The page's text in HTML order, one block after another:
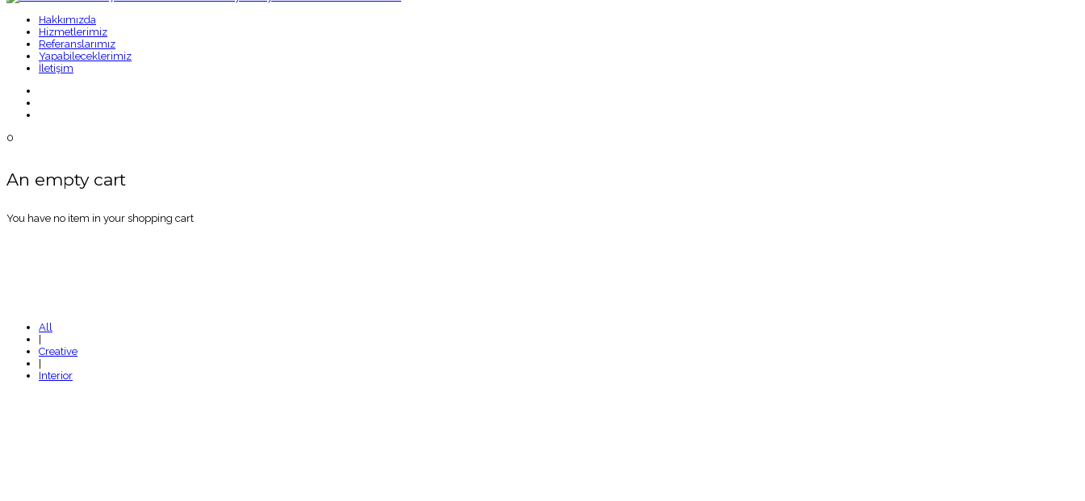
Hakkımızda
Hizmetlerimiz
Referanslarımız
Yapabileceklerimiz
İletişim
0
An empty cart
You have no item in your shopping cart
All
Creative
Interior